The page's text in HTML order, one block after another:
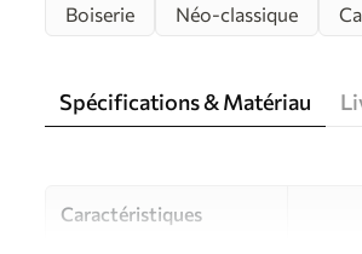
Boiserie Néo-classique
Spécifications & Matériau
Caractéristiques